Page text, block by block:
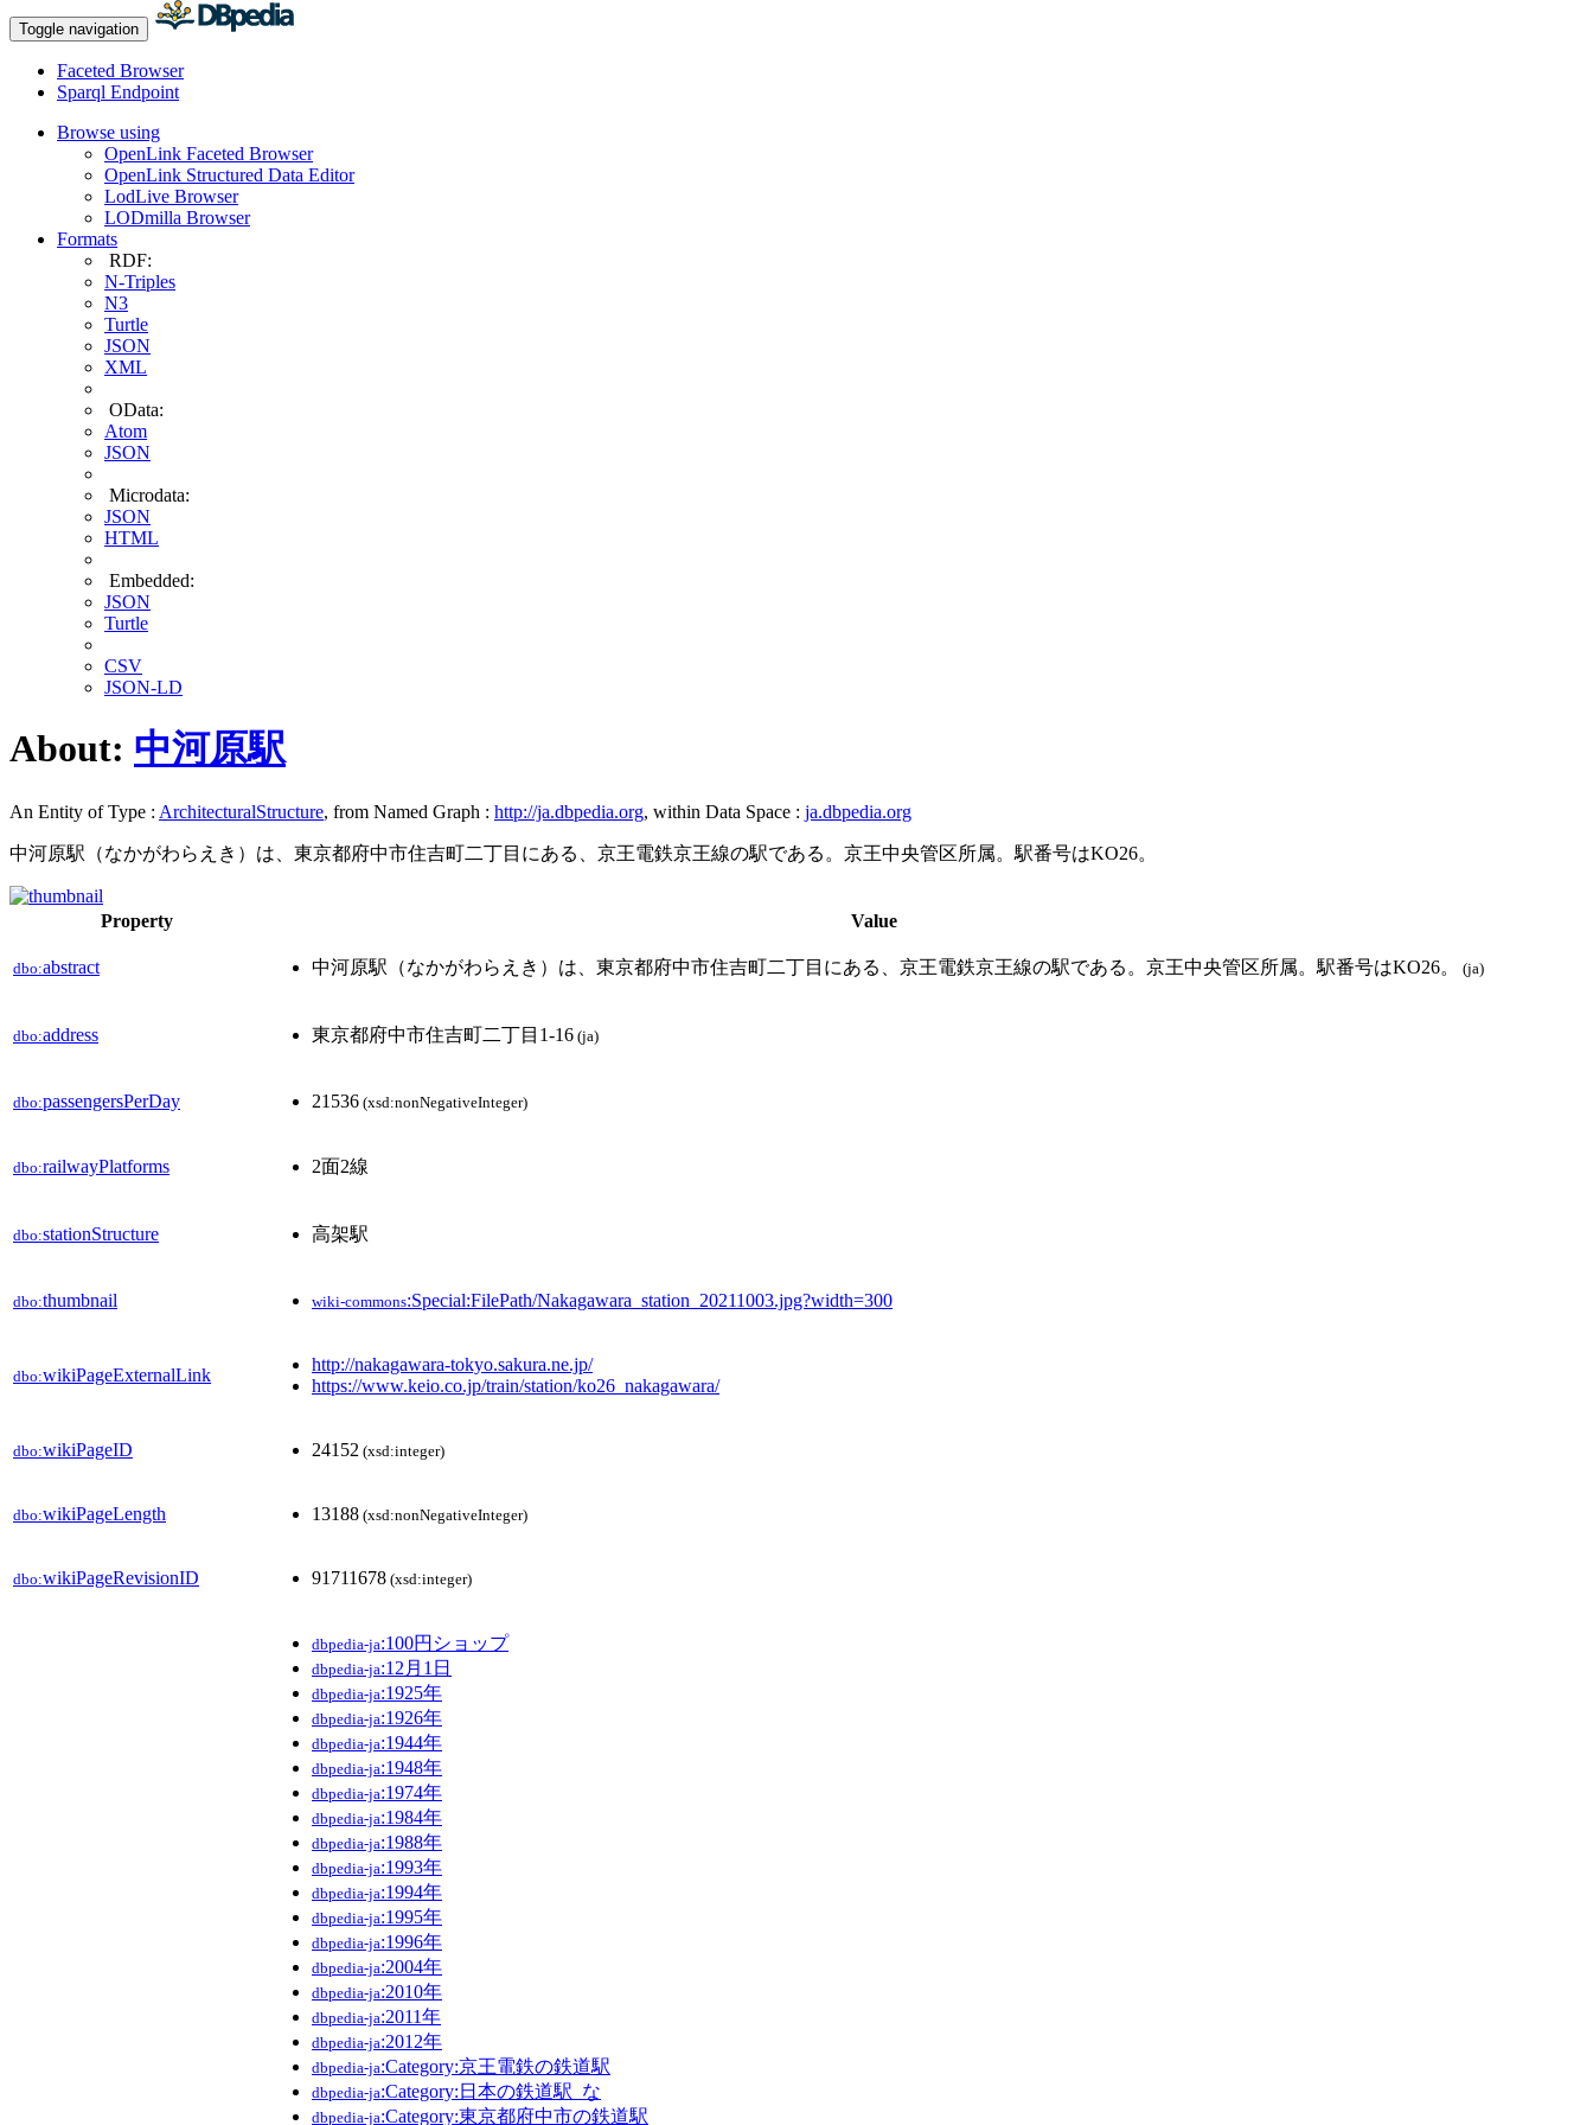
Toggle navigation
Faceted Browser
Sparql Endpoint
Browse using
OpenLink Faceted Browser
OpenLink Structured Data Editor
LodLive Browser
LODmilla Browser
Formats
RDF:
N-Triples
N3
Turtle
JSON
XML
OData:
Atom
JSON
Microdata:
JSON
HTML
Embedded:
JSON
Turtle
CSV
JSON-LD
About: 中河原駅
An Entity of Type : ArchitecturalStructure, from Named Graph : http://ja.dbpedia.org, within Data Space : ja.dbpedia.org
中河原駅（なかがわらえき）は、東京都府中市住吉町二丁目にある、京王電鉄京王線の駅である。京王中央管区所属。駅番号はKO26。
Property Value
dbo:abstract 中河原駅（なかがわらえき）は、東京都府中市住吉町二丁目にある、京王電鉄京王線の駅である。京王中央管区所属。駅番号はKO26。 (ja)
dbo:address 東京都府中市住吉町二丁目1-16 (ja)
dbo:passengersPerDay 21536 (xsd:nonNegativeInteger)
dbo:railwayPlatforms 2面2線
dbo:stationStructure 高架駅
dbo:thumbnail wiki-commons:Special:FilePath/Nakagawara_station_20211003.jpg?width=300
dbo:wikiPageExternalLink
http://nakagawara-tokyo.sakura.ne.jp/
https://www.keio.co.jp/train/station/ko26_nakagawara/
dbo:wikiPageID 24152 (xsd:integer)
dbo:wikiPageLength 13188 (xsd:nonNegativeInteger)
dbo:wikiPageRevisionID 91711678 (xsd:integer)
dbpedia-ja:100円ショップ
dbpedia-ja:12月1日
dbpedia-ja:1925年
dbpedia-ja:1926年
dbpedia-ja:1944年
dbpedia-ja:1948年
dbpedia-ja:1974年
dbpedia-ja:1984年
dbpedia-ja:1988年
dbpedia-ja:1993年
dbpedia-ja:1994年
dbpedia-ja:1995年
dbpedia-ja:1996年
dbpedia-ja:2004年
dbpedia-ja:2010年
dbpedia-ja:2011年
dbpedia-ja:2012年
dbpedia-ja:Category:京王電鉄の鉄道駅
dbpedia-ja:Category:日本の鉄道駅_な
dbpedia-ja:Category:東京都府中市の鉄道駅